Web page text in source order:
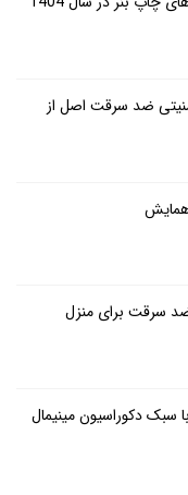
اصل از
منزل
مینیمال